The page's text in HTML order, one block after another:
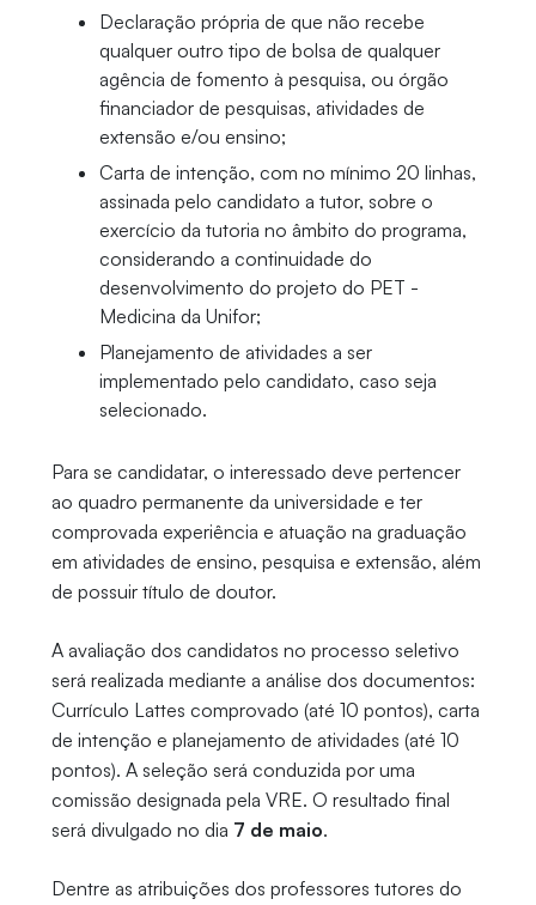
Declaração própria de que não recebe
qualquer outro tipo de bolsa de qualquer
agência de fomento à pesquisa, ou órgão
financiador de pesquisas, atividades de
extensão e/ou ensino;
Carta de intenção, com no mínimo 20 linhas,
assinada pelo candidato a tutor, sobre o
exercício da tutoria no âmbito do programa,
considerando a continuidade do
desenvolvimento do projeto do PET -
Medicina da Unifor;
Planejamento de atividades a ser
implementado pelo candidato, caso seja
selecionado.
Para se candidatar, o interessado deve pertencer
ao quadro permanente da universidade e ter
comprovada experiência e atuação na graduação
em atividades de ensino, pesquisa e extensão, além
de possuir título de doutor.
A avaliação dos candidatos no processo seletivo
será realizada mediante a análise dos documentos:
Currículo Lattes comprovado (até 10 pontos), carta
de intenção e planejamento de atividades (até 10
pontos). A seleção será conduzida por uma
comissão designada pela VRE. O resultado final
será divulgado no dia 7 de maio.
Dentre as atribuições dos professores tutores do